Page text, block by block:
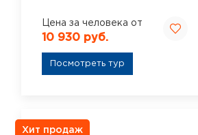
Цена за человека от
10 930 руб.
Посмотреть тур
Хит продаж